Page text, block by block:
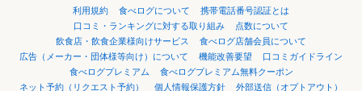
利用規約 食べログについて
携帯電話番号認証とは
口コミ・ランキングに対する取り組み
点数について
飲食店・飲食企業様向けサービス
食べログ店舗会員について
広告（メーカー・団体様等向け）について
機能改善要望
口コミガイドライン
食べログプレミアム
食べログプレミアム無料クーポン
ネット予約（リクエスト予約）
個人情報保護方針 外部送信（オプトアウト）